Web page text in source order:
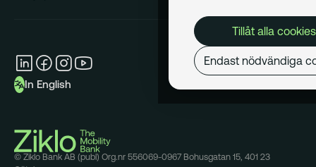
In English
© Ziklo Bank AB (publ) Org.nr 556069-0967 Bohusgatan 15, 401 23
Cookiepolicykan du
om hur vi använder
och hur du kan undvika
Mer om behandling av
personuppgifter hittar
Tillåt alla cookies
Endast nödvändiga